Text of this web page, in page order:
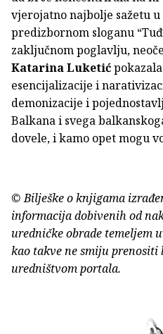
vjerojatno najbolje sažetu
predizbornom sloganu
zaključnom poglavlju,
Katarina Luketić
esencijalizacije i
demonizacije i
Balkana i svega
dovele, i kamo opet mogu
© Bilješke o knjigama
informacija dobivenih od
uredničke obrade temeljem
kao takve ne smiju prenositi
uredništvom portala.